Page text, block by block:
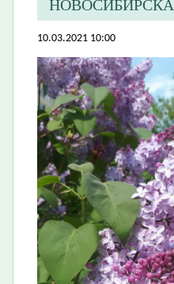
НОВОСИБИРСКА
10.03.2021 10:00